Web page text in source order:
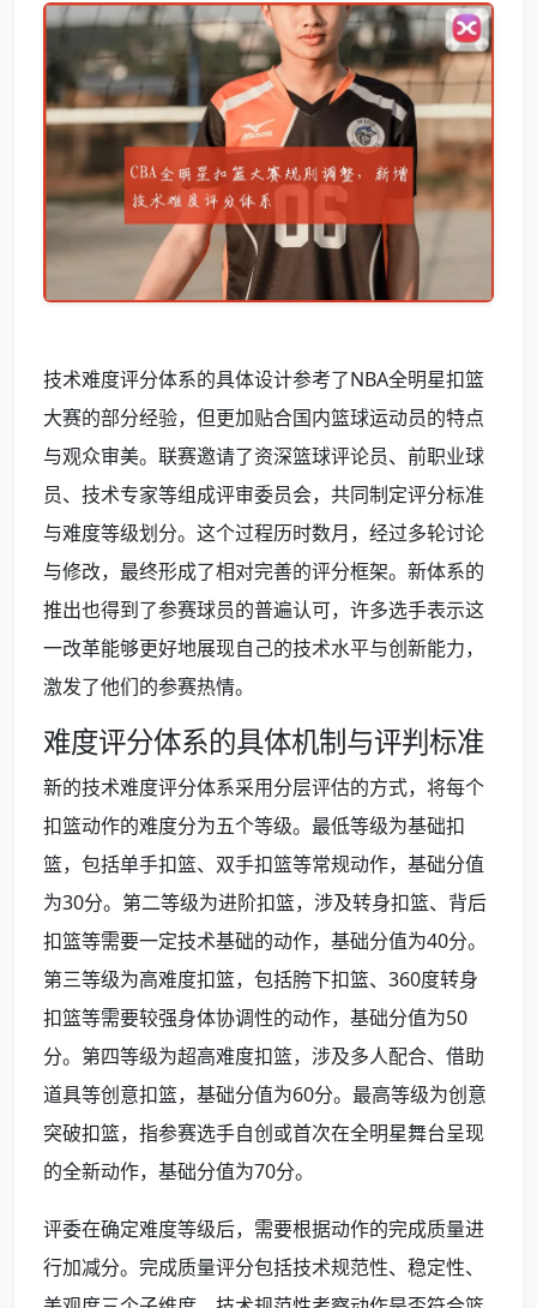
技术难度评分体系的具体设计参考了NBA全明星扣篮
大赛的部分经验，但更加贴合国内篮球运动员的特点
与观众审美。联赛邀请了资深篮球评论员、前职业球
员、技术专家等组成评审委员会，共同制定评分标准
与难度等级划分。这个过程历时数月，经过多轮讨论
与修改，最终形成了相对完善的评分框架。新体系的
推出也得到了参赛球员的普遍认可，许多选手表示这
一改革能够更好地展现自己的技术水平与创新能力，
激发了他们的参赛热情。
难度评分体系的具体机制与评判标准
新的技术难度评分体系采用分层评估的方式，将每个
扣篮动作的难度分为五个等级。最低等级为基础扣
篮，包括单手扣篮、双手扣篮等常规动作，基础分值
为30分。第二等级为进阶扣篮，涉及转身扣篮、背后
扣篮等需要一定技术基础的动作，基础分值为40分。
第三等级为高难度扣篮，包括胯下扣篮、360度转身
扣篮等需要较强身体协调性的动作，基础分值为50
分。第四等级为超高难度扣篮，涉及多人配合、借助
道具等创意扣篮，基础分值为60分。最高等级为创意
突破扣篮，指参赛选手自创或首次在全明星舞台呈现
的全新动作，基础分值为70分。
评委在确定难度等级后，需要根据动作的完成质量进
行加减分。完成质量评分包括技术规范性、稳定性、